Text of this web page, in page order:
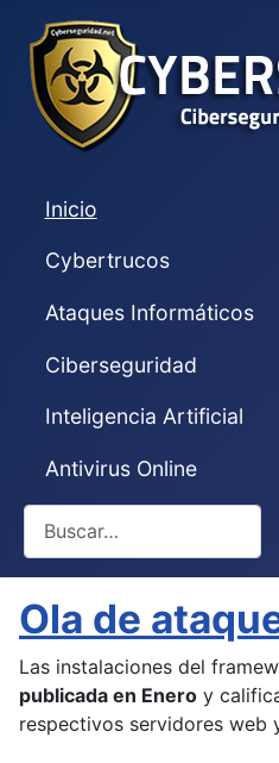
Inicio
Cybertrucos
Ataques Informáticos
Ciberseguridad
Inteligencia Artificial
Antivirus Online
Buscar
Ola de
Las instalaciones del
publicada en Enero y
respectivos servidores web